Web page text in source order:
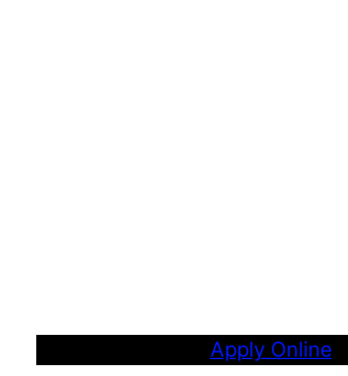
Apply Online